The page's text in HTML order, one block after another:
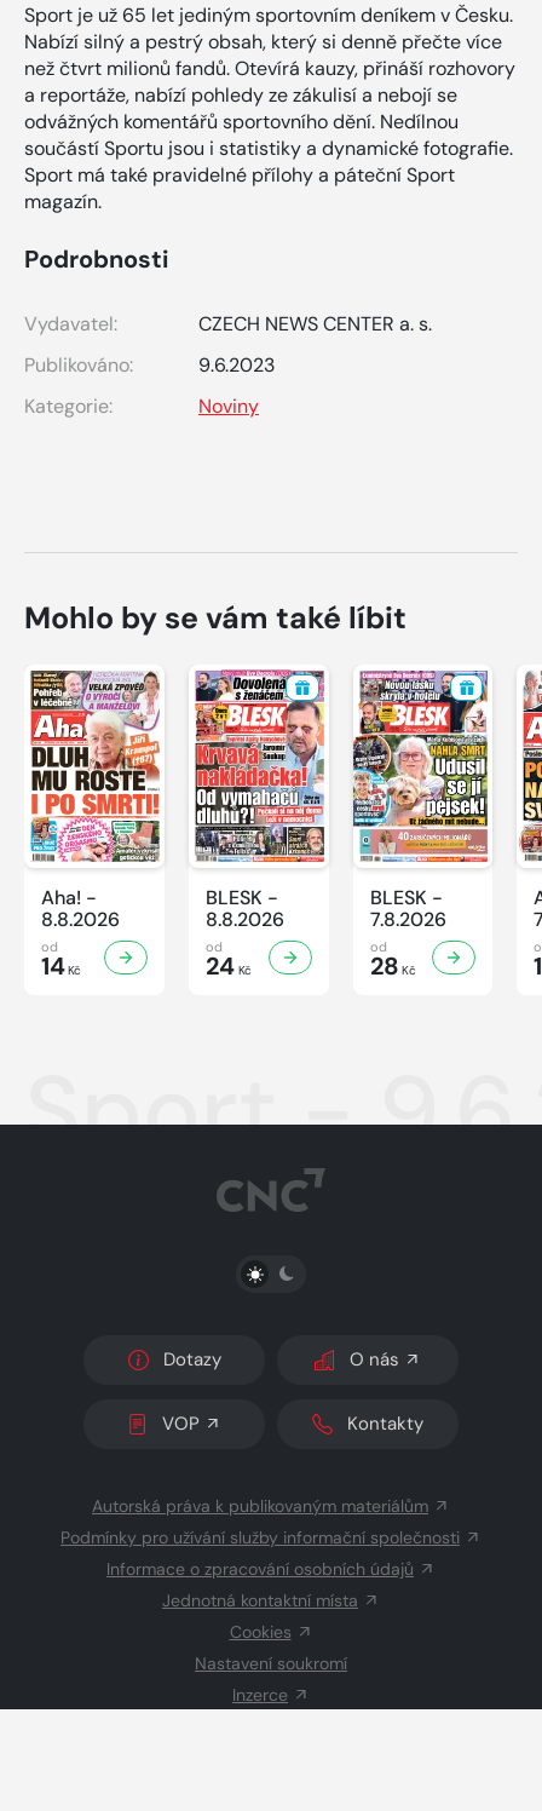
Sport je už 65 let jediným sportovním deníkem v Česku.
Nabízí silný a pestrý obsah, který si denně přečte více
než čtvrt milionů fandů. Otevírá kauzy, přináší rozhovory
a reportáže, nabízí pohledy ze zákulisí a nebojí se
odvážných komentářů sportovního dění. Nedílnou
součástí Sportu jsou i statistiky a dynamické fotografie.
Sport má také pravidelné přílohy a páteční Sport
magazín.
Podrobnosti
Vydavatel:
CZECH NEWS CENTER a. s.
Publikováno:
9.6.2023
Kategorie:
Noviny
Mohlo by se vám také líbit
Aha! -
8.8.2026
od
14Kč
BLESK -
8.8.2026
od
24Kč
BLESK -
7.8.2026
od
28 Kč
Sport -
PŘEPNOUT SVĚTLÝ/TMAVÝ REŽIM
Dotazy O nás
VOP Kontakty
Autorská práva k publikovaným materiálům
Podmínky pro užívání služby informační společnosti
Informace o zpracování osobních údajů
Jednotná kontaktní místa
Cookies
Nastavení soukromí
Inzerce